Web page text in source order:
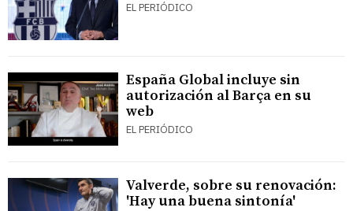
EL PERIÓDICO
España Global incluye sin
autorización al Barça en su
web
EL PERIÓDICO
Valverde, sobre su renovación:
'Hay una buena sintonía'